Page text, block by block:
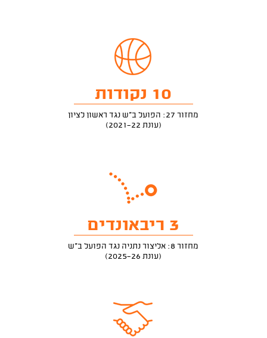
10 נקודות
מחזור 27: הפועל ב"ש נגד ראשון לציון
(עונת 2021-22)
3 ריבאונדים
מחזור 8: אליצור נתניה נגד הפועל ב"ש
(עונת 2025-26)